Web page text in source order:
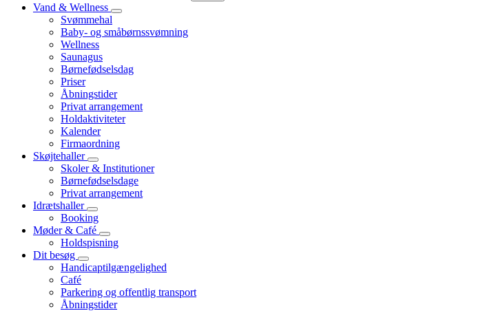
Vand & Wellness
Svømmehal
Baby- og småbørnssvømning
Wellness
Saunagus
Børnefødselsdag
Priser
Åbningstider
Privat arrangement
Holdaktiviteter
Kalender
Firmaordning
Skøjtehaller
Skoler & Institutioner
Børnefødselsdage
Privat arrangement
Idrætshaller
Booking
Møder & Café
Holdspisning
Dit besøg
Handicaptilgængelighed
Café
Parkering og offentlig transport
Åbningstider